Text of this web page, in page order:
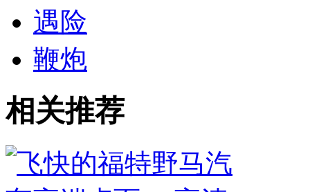
遇险
鞭炮
相关推荐